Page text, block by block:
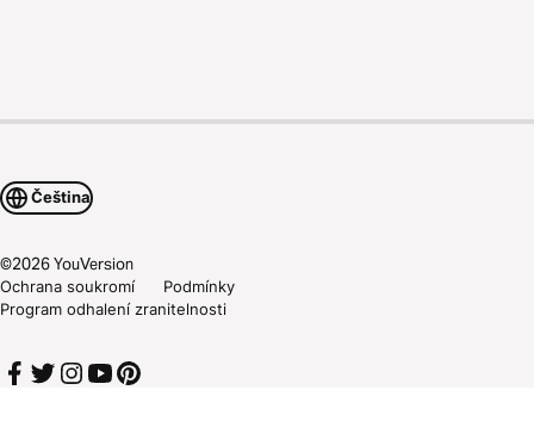
Čeština
©2026YouVersion
Ochrana soukromí
Podmínky
Program odhalení zranitelnosti